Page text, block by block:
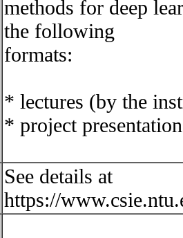
methods for deep
the following
formats:
* lectures (by the
* project
See details at
https://